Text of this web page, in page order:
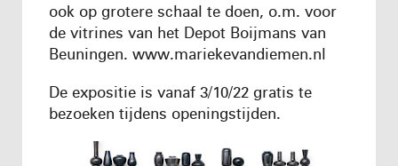
ook op grotere schaal te doen, o.m. voor
de vitrines van het Depot Boijmans van
Beuningen. www.mariekevandiemen.nl
De expositie is vanaf 3/10/22 gratis te
bezoeken tijdens openingstijden.